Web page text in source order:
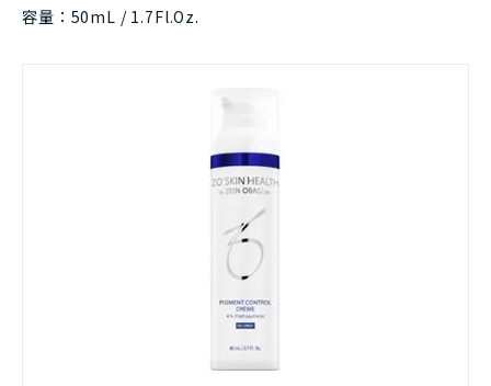
容量：50mL / 1.7Fl.Oz.